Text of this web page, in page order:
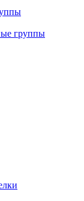
группы